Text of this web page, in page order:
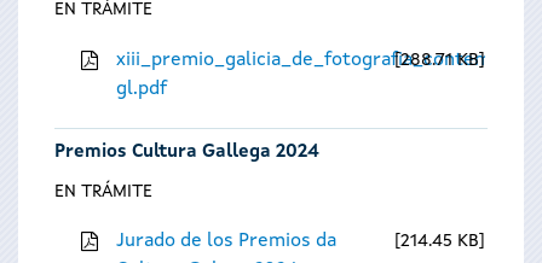
EN TRÁMITE
gl.pdf
288.71 KB
Premios Cultura Gallega 2024
EN TRÁMITE
Jurado de los Premios da
214.45 KB